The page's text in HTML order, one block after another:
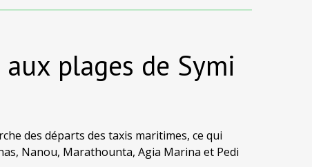
plages de Symi
des départs des taxis maritimes, ce qui
Nanou, Marathounta, Agia Marina et Pedi